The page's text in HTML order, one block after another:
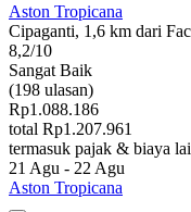
Aston Tropicana
Cipaganti, 1,6 km dari
8,2/10
Sangat Baik
(198 ulasan)
Rp1.088.186
total Rp1.207.961
termasuk pajak & biaya
21 Agu - 22 Agu
Aston Tropicana